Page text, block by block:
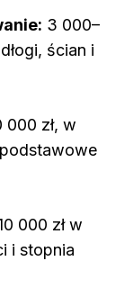
3 000–
ścian i
000 zł, w
podstawowe
000 zł w
i stopnia